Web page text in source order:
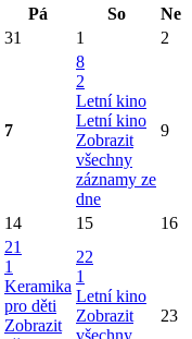
Pá So
Ne
31 1 2
7
8
2
Letní kino
Letní kino
Zobrazit
všechny
záznamy ze
dne
9
14 15
16
21
1
Keramika
pro děti
Zobrazit
22
1
Letní kino
Zobrazit
všechny
23